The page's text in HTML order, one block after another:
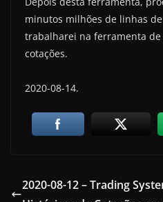
minutos milhões de linhas
trabalharei na ferramenta
cotações.
2020-08-14.
2020-08-12 – Trading